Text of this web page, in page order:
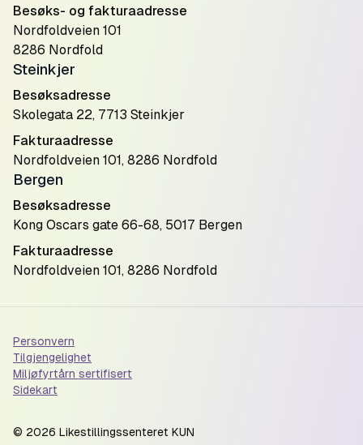
Besøks- og fakturaadresse
Nordfoldveien 101
8286 Nordfold
Steinkjer
Besøksadresse
Skolegata 22, 7713 Steinkjer
Fakturaadresse
Nordfoldveien 101, 8286 Nordfold
Bergen
Besøksadresse
Kong Oscars gate 66-68, 5017 Bergen
Fakturaadresse
Nordfoldveien 101, 8286 Nordfold
Personvern
Tilgjengelighet
Miljøfyrtårn sertifisert
Sidekart
© 2026 Likestillingssenteret KUN